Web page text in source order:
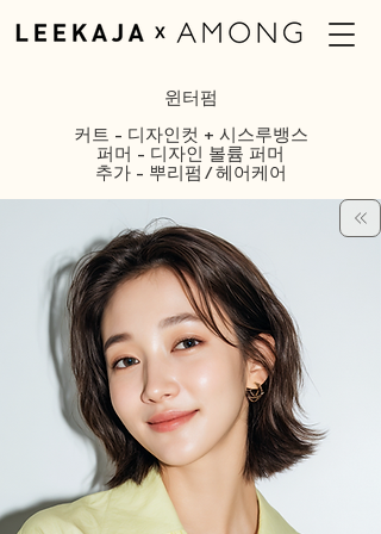
윈터펌
커트 - 디자인컷 + 시스루뱅스
퍼머 - 디자인 볼륨 퍼머
추가 - 뿌리펌 / 헤어케어